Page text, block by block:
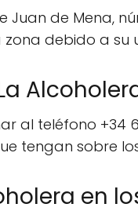
de Mena,
debido a
teléfono +34
tengan sobre
en